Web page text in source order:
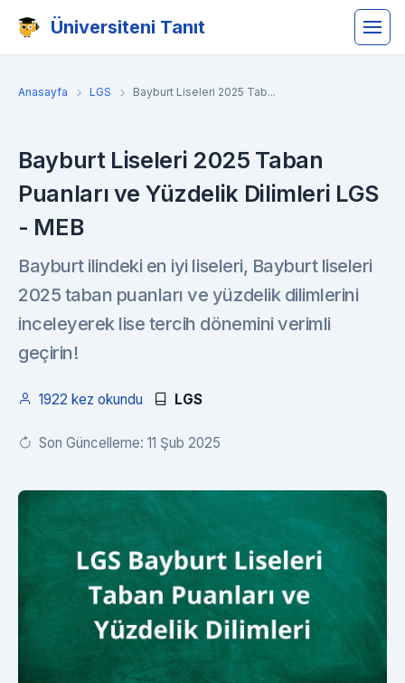
Üniversiteni Tanıt
Anasayfa LGS Bayburt Liseleri 2025 Tab...
Bayburt Liseleri 2025 Taban
Puanları ve Yüzdelik Dilimleri LGS
- MEB
Bayburt ilindeki en iyi liseleri, Bayburt liseleri
2025 taban puanları ve yüzdelik dilimlerini
inceleyerek lise tercih dönemini verimli
geçirin!
1922 kez okundu LGS
Son Güncelleme: 11 Şub 2025